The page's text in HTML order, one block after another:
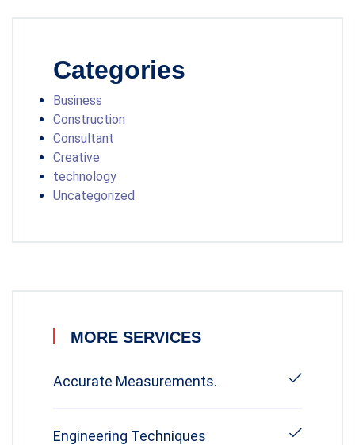
Categories
Business
Construction
Consultant
Creative
technology
Uncategorized
MORE SERVICES
Accurate Measurements.
Engineering Techniques